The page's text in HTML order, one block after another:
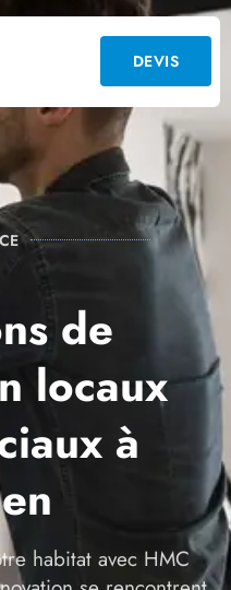
DEVIS
de
locaux
à
habitat avec HMC